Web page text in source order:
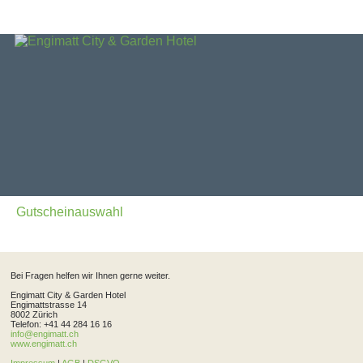
Gutscheinauswahl
Bei Fragen helfen wir Ihnen gerne weiter.
Engimatt City & Garden Hotel
Engimattstrasse 14
8002 Zürich
Telefon: +41 44 284 16 16
info@engimatt.ch
www.engimatt.ch